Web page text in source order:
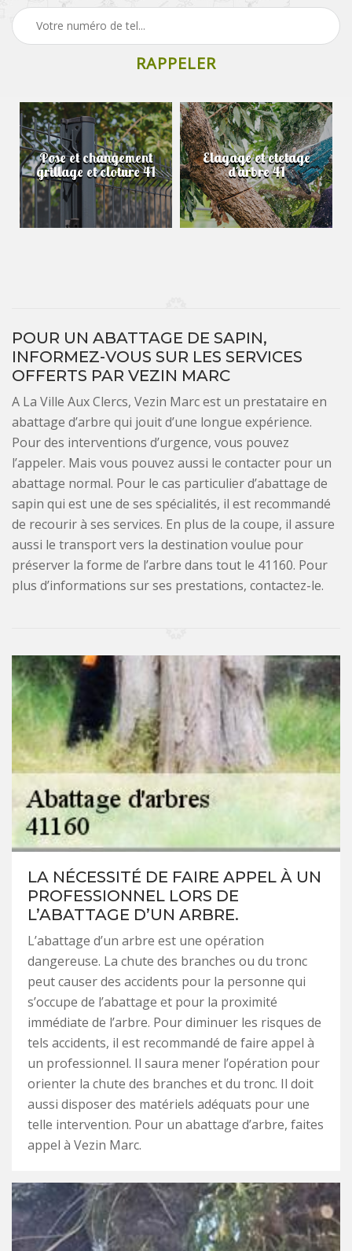
Pose et changement
grillage et cloture 41
Elagage et etetage
d'arbre 41
POUR UN ABATTAGE DE SAPIN,
INFORMEZ-VOUS SUR LES SERVICES
OFFERTS PAR VEZIN MARC
A La Ville Aux Clercs, Vezin Marc est un prestataire en
abattage d’arbre qui jouit d’une longue expérience.
Pour des interventions d’urgence, vous pouvez
l’appeler. Mais vous pouvez aussi le contacter pour un
abattage normal. Pour le cas particulier d’abattage de
sapin qui est une de ses spécialités, il est recommandé
de recourir à ses services. En plus de la coupe, il assure
aussi le transport vers la destination voulue pour
préserver la forme de l’arbre dans tout le 41160. Pour
plus d’informations sur ses prestations, contactez-le.
LA NÉCESSITÉ DE FAIRE APPEL À UN
PROFESSIONNEL LORS DE
L’ABATTAGE D’UN ARBRE.
L’abattage d’un arbre est une opération
dangereuse. La chute des branches ou du tronc
peut causer des accidents pour la personne qui
s’occupe de l’abattage et pour la proximité
immédiate de l’arbre. Pour diminuer les risques de
tels accidents, il est recommandé de faire appel à
un professionnel. Il saura mener l’opération pour
orienter la chute des branches et du tronc. Il doit
aussi disposer des matériels adéquats pour une
telle intervention. Pour un abattage d’arbre, faites
appel à Vezin Marc.